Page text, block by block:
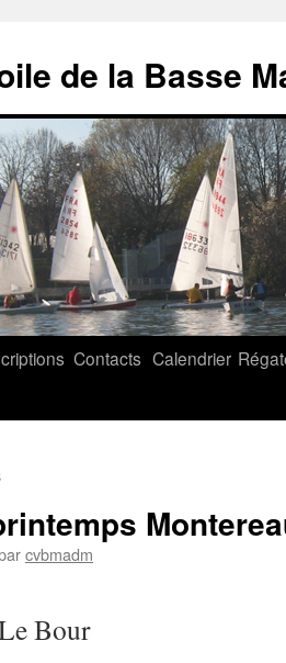
de la Basse
Contacts Calendrier
cvbmadm
Bour